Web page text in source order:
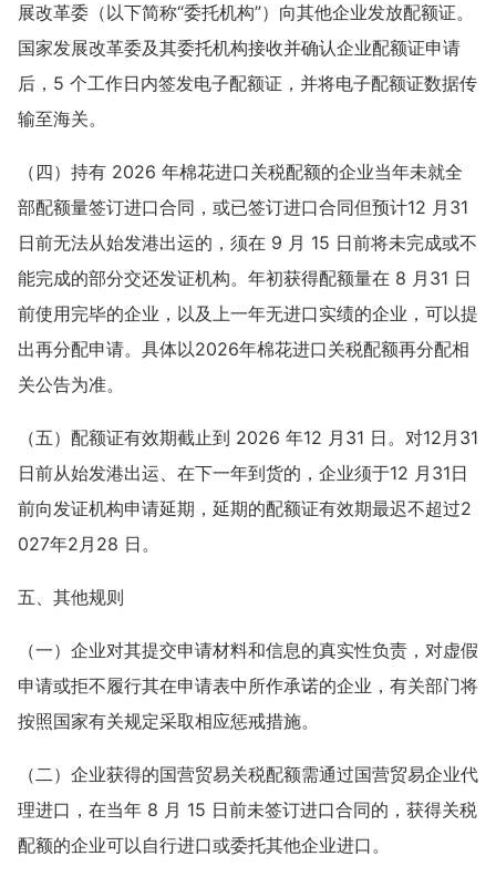
展改革委（以下简称“委托机构”）向其他企业发放配额证。
国家发展改革委及其委托机构接收并确认企业配额证申请
后，5 个工作日内签发电子配额证，并将电子配额证数据传
输至海关。
（四）持有 2026 年棉花进口关税配额的企业当年未就全
部配额量签订进口合同，或已签订进口合同但预计12 月31
日前无法从始发港出运的，须在 9 月 15 日前将未完成或不
能完成的部分交还发证机构。年初获得配额量在 8 月31 日
前使用完毕的企业，以及上一年无进口实绩的企业，可以提
出再分配申请。具体以2026年棉花进口关税配额再分配相
关公告为准。
（五）配额证有效期截止到 2026 年12 月31 日。对12月31
日前从始发港出运、在下一年到货的，企业须于12 月31日
前向发证机构申请延期，延期的配额证有效期最迟不超过2
027年2月28 日。
五、其他规则
（一）企业对其提交申请材料和信息的真实性负责，对虚假
申请或拒不履行其在申请表中所作承诺的企业，有关部门将
按照国家有关规定采取相应惩戒措施。
（二）企业获得的国营贸易关税配额需通过国营贸易企业代
理进口，在当年 8 月 15 日前未签订进口合同的，获得关税
配额的企业可以自行进口或委托其他企业进口。